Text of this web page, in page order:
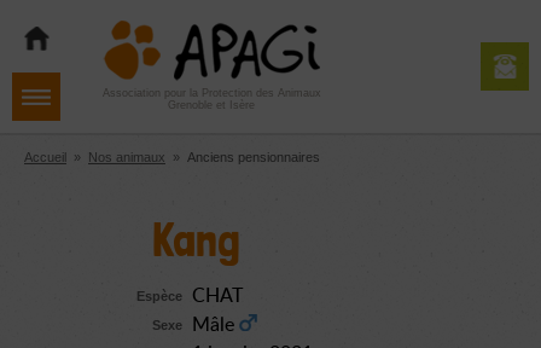
navigation
contenu
Aller
pied
de
Association pour la Protection des Animaux
Grenoble et Isère
Accueil » Nos animaux » Anciens pensionnaires
Kang
Espèce CHAT
Sexe Mâle